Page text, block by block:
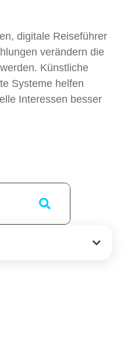
digitale Reiseführer
verändern die
Künstliche
Systeme helfen
Interessen besser